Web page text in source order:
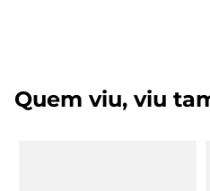
Quem viu, viu